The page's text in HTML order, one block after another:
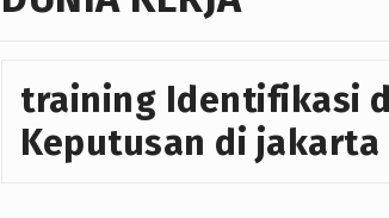
training Identifikasi
Keputusan di jakarta